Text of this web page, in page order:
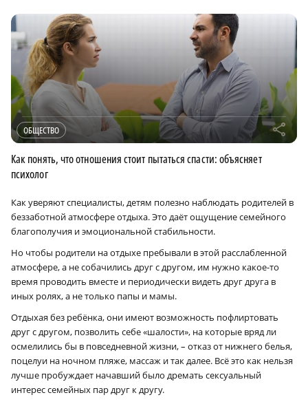
ОБЩЕСТВО r
Как понять, что отношения стоит пытаться спасти: объясняет
психолог
Как уверяют специалисты, детям полезно наблюдать родителей в
беззаботной атмосфере отдыха. Это даёт ощущение семейного
благополучия и эмоциональной стабильности.
Но чтобы родители на отдыхе пребывали в этой расслабленной
атмосфере, а не собачились друг с другом, им нужно какое-то
время проводить вместе и периодически видеть друг друга в
иных ролях, а не только папы и мамы.
Отдыхая без ребёнка, они имеют возможность пофлиртовать
друг с другом, позволить себе «шалости», на которые вряд ли
осмелились бы в повседневной жизни, – отказ от нижнего белья,
поцелуи на ночном пляже, массаж и так далее. Всё это как нельзя
лучше пробуждает начавший было дремать сексуальный
интерес семейных пар друг к другу.